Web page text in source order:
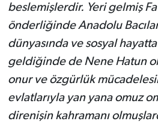
beslemişlerdir. Yeri gelmiş
önderliğinde Anadolu
dünyasında ve sosyal
geldiğinde de Nene Hatun
onur ve özgürlük
evlatlarıyla yan yana omuz
direnişin kahramanı